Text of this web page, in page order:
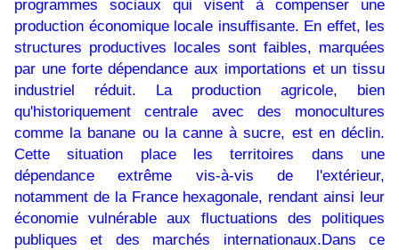
programmes sociaux qui visent à compenser une
production économique locale insuffisante. En effet, les
structures productives locales sont faibles, marquées
par une forte dépendance aux importations et un tissu
industriel réduit. La production agricole, bien
qu'historiquement centrale avec des monocultures
comme la banane ou la canne à sucre, est en déclin.
Cette situation place les territoires dans une
dépendance extrême vis-à-vis de l'extérieur,
notamment de la France hexagonale, rendant ainsi leur
économie vulnérable aux fluctuations des politiques
publiques et des marchés internationaux.Dans ce